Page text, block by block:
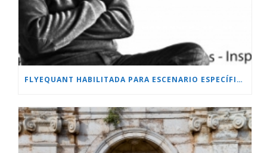
FLYEQUANT HABILITADA PARA ESCENARIO ESPECÍFICO.